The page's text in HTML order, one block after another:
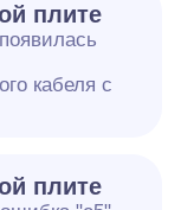
плите
кабеля с
плите